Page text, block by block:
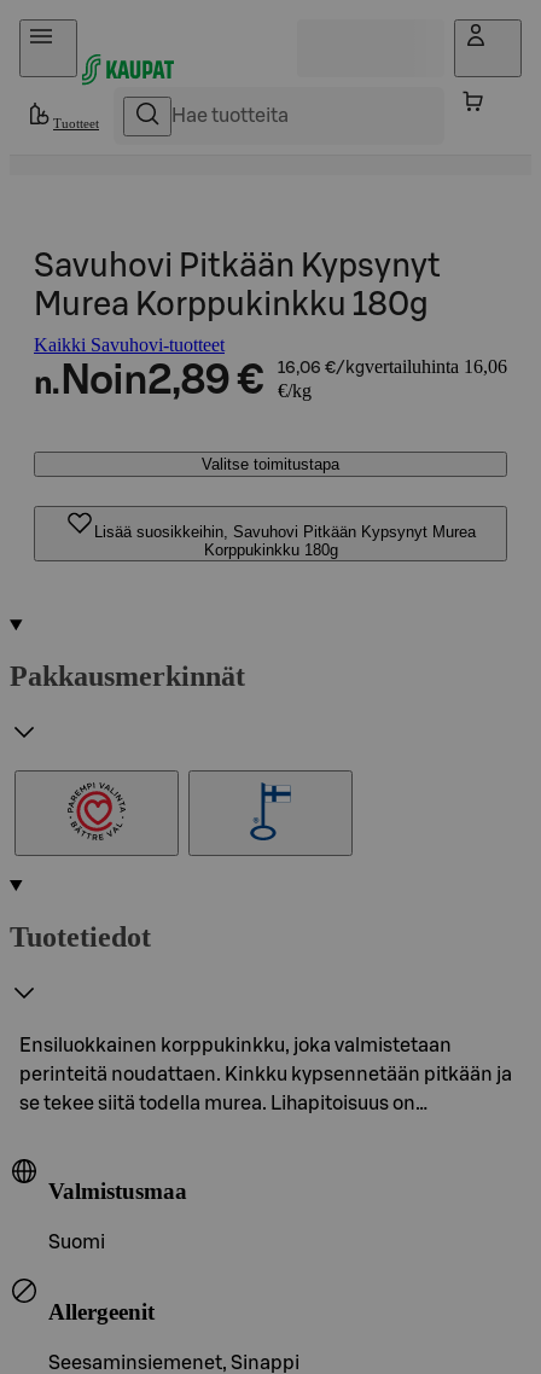
Hyppää sisältöön
Tuotteet
Savuhovi Pitkään Kypsynyt
Murea Korppukinkku 180g
Kaikki Savuhovi-tuotteet
n. Noin2,89 € 16,06 €/kgvertailuhinta 16,06
€/kg
Valitse toimitustapa
Lisää suosikkeihin, Savuhovi Pitkään Kypsynyt Murea
Korppukinkku 180g
Pakkausmerkinnät
Tuotetiedot
Ensiluokkainen korppukinkku, joka valmistetaan
perinteitä noudattaen. Kinkku kypsennetään pitkään ja
se tekee siitä todella murea. Lihapitoisuus on…
Valmistusmaa
Suomi
Allergeenit
Seesaminsiemenet, Sinappi